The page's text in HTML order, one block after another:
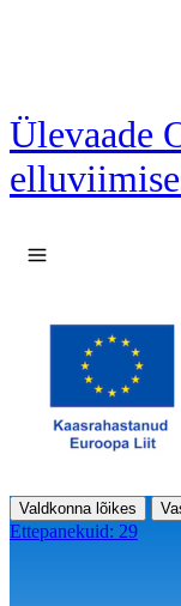
Ülevaade
Ava menüü
Valdkonna lõikes
Ettepanekuid: 29